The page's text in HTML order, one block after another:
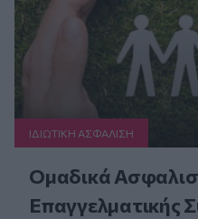
ΙΔΙΩΤΙΚΗ ΑΣΦAΛΙΣΗ
Ομαδικά
Επαγγελματικής